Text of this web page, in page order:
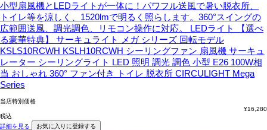
小型扇風機とLEDライトが一体に！パワフル送風で暑い脱衣所、
トイレ等を涼しく、1520lmで明るく照らします。360°スイングの
広範囲送風、調光調色、リモコン操作に対応。
LEDライト 【選べ
る豪華特典】 サーキュライト メガ シリーズ 回転モデル
KSLS10RCWH KSLH10RCWH シーリングファン 扇風機 サーキュ
レーター シーリングライト LED 照明 調光 調色 小型 E26 100W相
当 おしゃれ 360° ファン付き トイレ 脱衣所 CIRCULIGHT Mega
Series
当店特別価格
¥16,280
税込
詳細を見る
お気に入りに登録する